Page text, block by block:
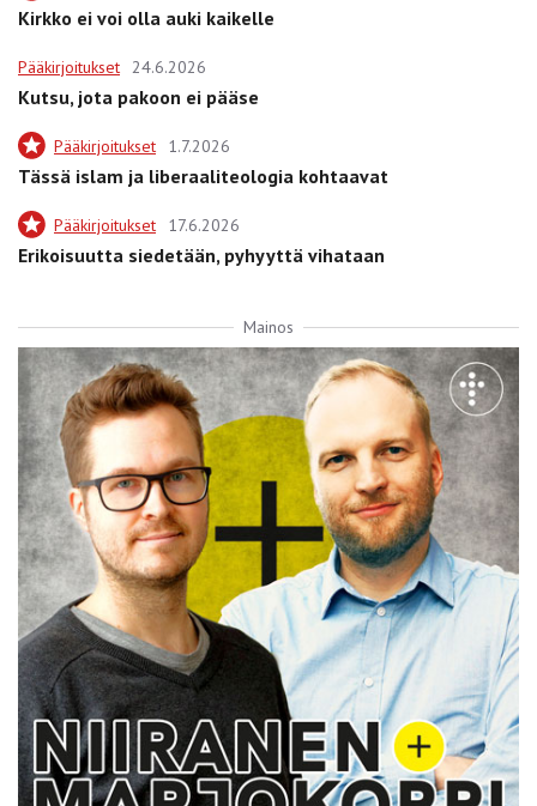
Kirkko ei voi olla auki kaikelle
Pääkirjoitukset 24.6.2026
Kutsu, jota pakoon ei pääse
Pääkirjoitukset 1.7.2026
Tässä islam ja liberaaliteologia kohtaavat
Pääkirjoitukset 17.6.2026
Erikoisuutta siedetään, pyhyyttä vihataan
Mainos